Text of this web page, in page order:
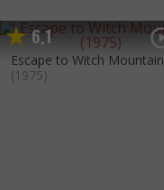
6,1
Escape to Witch Mountain
(1975)